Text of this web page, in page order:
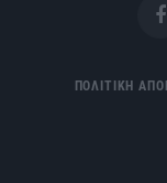
ΠΟΛΙΤΙΚΗ